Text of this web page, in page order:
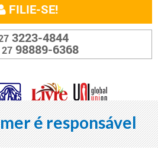
FILIE-SE!
3223-4844
2798889-6368
é responsável